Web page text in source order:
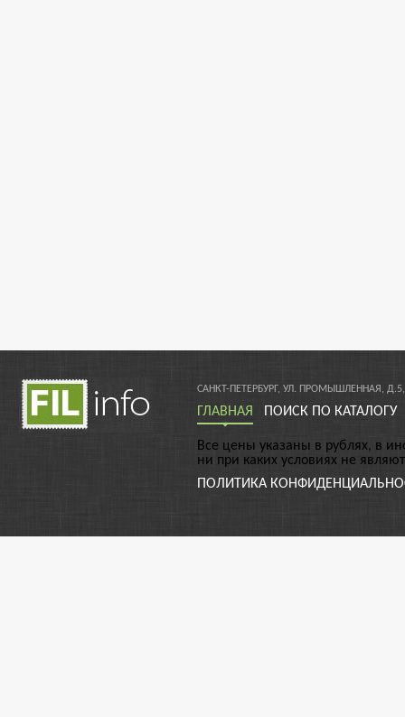
САНКТ-ПЕТЕРБУРГ, УЛ. ПРОМЫШЛЕННАЯ,
ГЛАВНАЯ ПОИСК ПО КАТАЛОГУ
Все цены указаны в рублях, в
ни при каких условиях не
ПОЛИТИКА